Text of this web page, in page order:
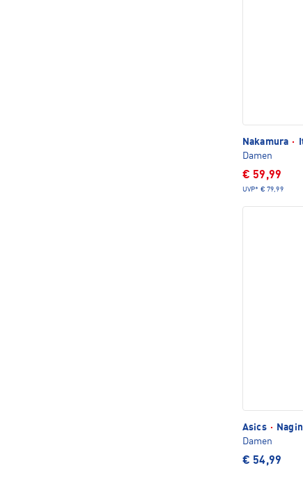
Nakamura ·
Damen
€ 59,99
UVP* € 79,99
Asics ·
Damen
€ 54,99